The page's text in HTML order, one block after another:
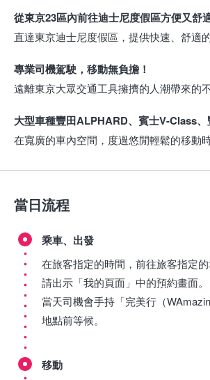
從東京23區內前往迪士尼度假區方便又舒
直達東京迪士尼度假區，提供快速、舒適的
專業司機駕駛，移動無負擔！
遠離東京大眾交通工具擁擠的人潮帶來的不
大型車種豐田ALPHARD、賓士V-Class、
在寬廣的車內空間，度過悠閒輕鬆的移動時
當日流程
乘車、出發
在旅客指定的時間，前往旅客指定
請出示「我的頁面」中的預約畫面。
當天司機會手持「完美行（
地點前等候。
移動